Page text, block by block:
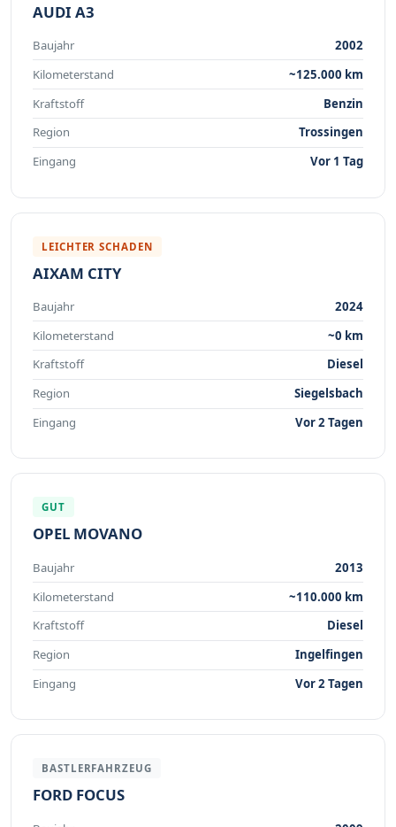
AUDI A3
Baujahr
2002
Kilometerstand
~125.000 km
Kraftstoff
Benzin
Region
Trossingen
Eingang
Vor 1 Tag
LEICHTER SCHADEN
AIXAM CITY
Baujahr
2024
Kilometerstand
~0 km
Kraftstoff
Diesel
Region
Siegelsbach
Eingang
Vor 2 Tagen
GUT
OPEL MOVANO
Baujahr
2013
Kilometerstand
~110.000 km
Kraftstoff
Diesel
Region
Ingelfingen
Eingang
Vor 2 Tagen
BASTLERFAHRZEUG
FORD FOCUS